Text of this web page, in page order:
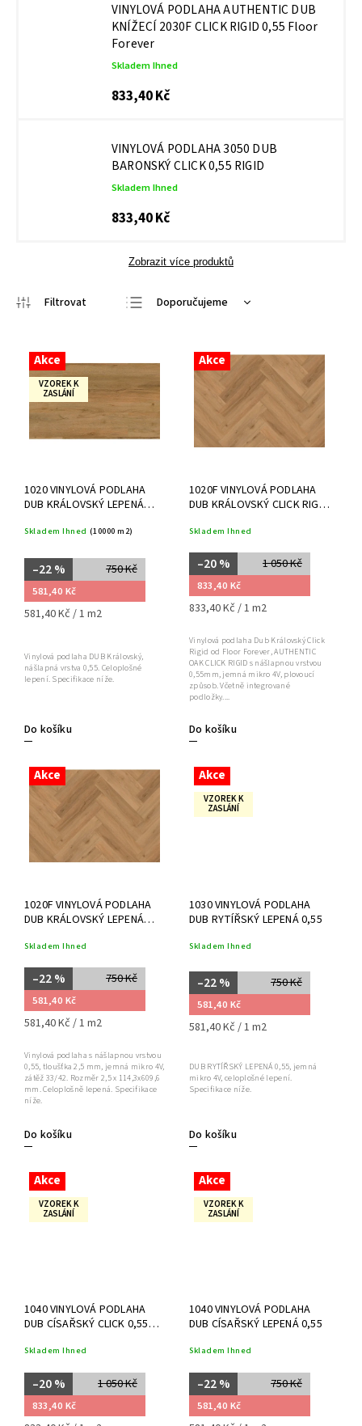
VINYLOVÁ PODLAHA AUTHENTIC DUB
KNÍŽECÍ 2030F CLICK RIGID 0,55 Floor
Forever
Skladem Ihned
833,40 Kč
VINYLOVÁ PODLAHA 3050 DUB
BARONSKÝ CLICK 0,55 RIGID
Skladem Ihned
833,40 Kč
Zobrazit více produktů
Doporučujeme
Nejdražší
Nejprodávanější
Akce
VZOREK K
ZASLÁNÍ
1020 VINYLOVÁ PODLAHA
DUB KRÁLOVSKÝ LEPENÁ
Skladem Ihned (10000 m2)
750 Kč
–22 %
581,40 Kč
581,40 Kč / 1 m2
Do košíku
Vinylová podlaha DUB Královský,
nášlapná vrstva 0,55. Celoplošné
lepení. Specifikace níže.
Akce
1020F VINYLOVÁ PODLAHA
DUB KRÁLOVSKÝ CLICK RIGID
Skladem Ihned
1 050 Kč
–20 %
833,40 Kč
833,40 Kč / 1 m2
Do košíku
Vinylová podlaha Dub Královský Click
Rigid od Floor Forever, AUTHENTIC
OAK CLICK RIGID s nášlapnou vrstvou
0,55mm, jemná mikro 4V, plovoucí
způsob. Včetně integrované
podložky....
Akce
1020F VINYLOVÁ PODLAHA
DUB KRÁLOVSKÝ LEPENÁ
Skladem Ihned
750 Kč
–22 %
581,40 Kč
581,40 Kč / 1 m2
Do košíku
Vinylová podlaha s nášlapnou vrstvou
0,55, tloušťka 2,5 mm, jemná mikro 4V,
zátěž 33/42. Rozměr 2,5 x 114,3x609,6
mm. Celoplošně lepená. Specifikace
níže.
Akce
VZOREK K
ZASLÁNÍ
1030 VINYLOVÁ PODLAHA
DUB RYTÍŘSKÝ LEPENÁ 0,55
Skladem Ihned
750 Kč
–22 %
581,40 Kč
581,40 Kč / 1 m2
Do košíku
DUB RYTÍŘSKÝ LEPENÁ 0,55, jemná
mikro 4V, celoplošné lepení.
Specifikace níže.
Akce
VZOREK K
ZASLÁNÍ
1040 VINYLOVÁ PODLAHA
DUB CÍSAŘSKÝ CLICK 0,55
Skladem Ihned
1 050 Kč
–20 %
833,40 Kč
Akce
VZOREK K
ZASLÁNÍ
1040 VINYLOVÁ PODLAHA
DUB CÍSAŘSKÝ LEPENÁ 0,55
Skladem Ihned
750 Kč
–22 %
581,40 Kč